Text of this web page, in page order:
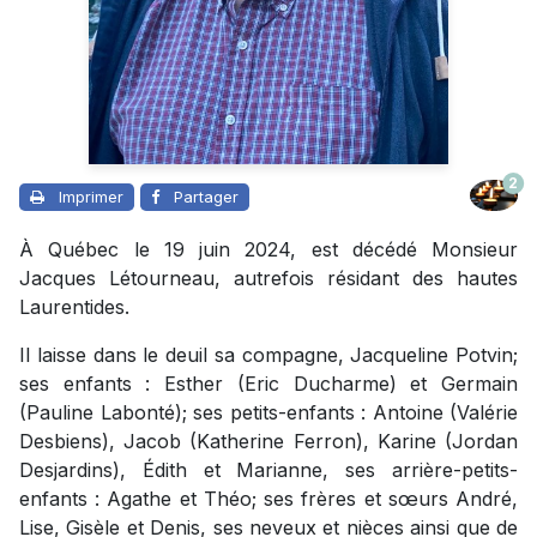
Imprimer Partager
2
À Québec le 19 juin 2024, est décédé Monsieur
Jacques Létourneau, autrefois résidant des hautes
Laurentides.
Il laisse dans le deuil sa compagne, Jacqueline Potvin;
ses enfants : Esther (Eric Ducharme) et Germain
(Pauline Labonté); ses petits-enfants : Antoine (Valérie
Desbiens), Jacob (Katherine Ferron), Karine (Jordan
Desjardins), Édith et Marianne, ses arrière-petits-
enfants : Agathe et Théo; ses frères et sœurs André,
Lise, Gisèle et Denis, ses neveux et nièces ainsi que de